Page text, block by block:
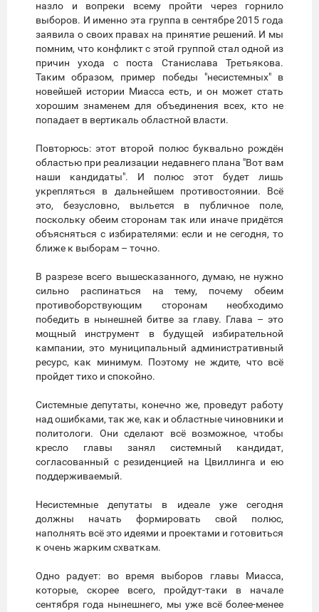
назло и вопреки всему пройти через горнило
выборов. И именно эта группа в сентябре 2015 года
заявила о своих правах на принятие решений. И мы
помним, что конфликт с этой группой стал одной из
причин ухода с поста Станислава Третьякова.
Таким образом, пример победы "несистемных" в
новейшей истории Миасса есть, и он может стать
хорошим знаменем для объединения всех, кто не
попадает в вертикаль областной власти.
Повторюсь: этот второй полюс буквально рождён
областью при реализации недавнего плана "Вот вам
наши кандидаты". И полюс этот будет лишь
укрепляться в дальнейшем противостоянии. Всё
это, безусловно, выльется в публичное поле,
поскольку обеим сторонам так или иначе придётся
объясняться с избирателями: если и не сегодня, то
ближе к выборам – точно.
В разрезе всего вышесказанного, думаю, не нужно
сильно распинаться на тему, почему обеим
противоборствующим сторонам необходимо
победить в нынешней битве за главу. Глава – это
мощный инструмент в будущей избирательной
кампании, это муниципальный административный
ресурс, как минимум. Поэтому не ждите, что всё
пройдет тихо и спокойно.
Системные депутаты, конечно же, проведут работу
над ошибками, так же, как и областные чиновники и
политологи. Они сделают всё возможное, чтобы
кресло главы занял системный кандидат,
согласованный с резиденцией на Цвиллинга и ею
поддерживаемый.
Несистемные депутаты в идеале уже сегодня
должны начать формировать свой полюс,
наполнять всё это идеями и проектами и готовиться
к очень жарким схваткам.
Одно радует: во время выборов главы Миасса,
которые, скорее всего, пройдут-таки в начале
сентября года нынешнего, мы уже всё более-менее